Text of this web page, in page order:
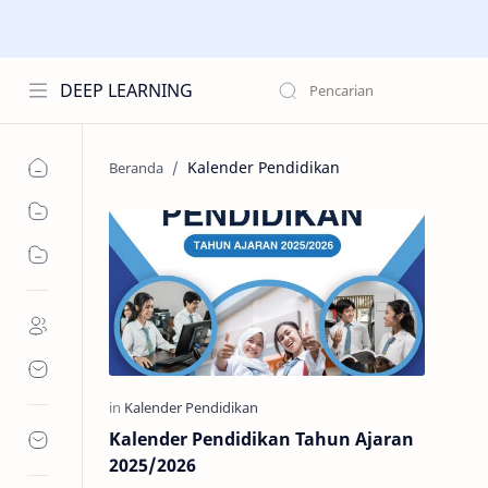
DEEP LEARNING
Kalender Pendidikan
Kalender Pendidikan Tahun Ajaran
2025/2026